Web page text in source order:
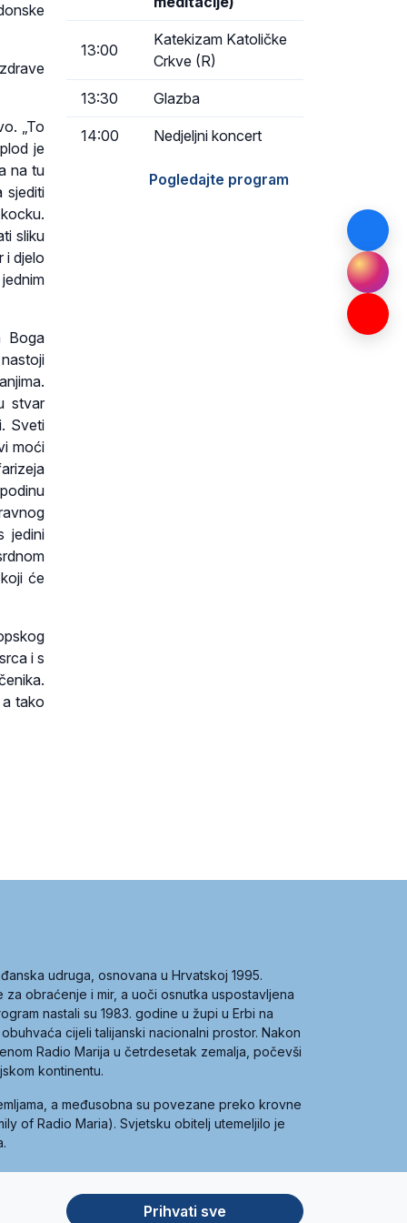
„To
je
na tu
sjediti
sliku
i djelo
Boga
stvar
Sveti
moći
jedini
će
i s
tako
13:00
Katekizam Katoličke
Crkve (R)
13:30 Glazba
14:00 Nedjeljni koncert
Pogledajte program
udruga, osnovana u Hrvatskoj 1995.
obraćenje i mir, a uoči osnutka uspostavljena
nastali su 1983. godine u župi u Erbi na
cijeli talijanski nacionalni prostor. Nakon
Radio Marija u četrdesetak zemalja, počevši
kontinentu.
a međusobna su povezane preko krovne
of Radio Maria). Svjetsku obitelj utemeljilo je
Prihvati sve